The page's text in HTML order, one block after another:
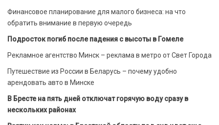
Финансовое планирование для малого бизнеса: на что
обратить внимание в первую очередь
Подросток погиб после падения с высоты в Гомеле
Рекламное агентство Минск – реклама в метро от Свет Города
Путешествие из России в Беларусь – почему удобно
арендовать авто в Минске
В Бресте на пять дней отключат горячую воду сразу в
нескольких районах